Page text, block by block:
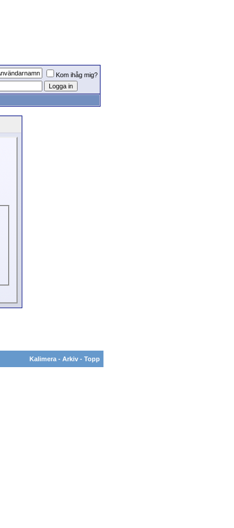
Kom ihåg mig?
Kalimera - Arkiv - Topp